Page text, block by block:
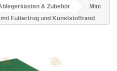
& Zubehör
Mini
Futtertrog und Kunststoffrand